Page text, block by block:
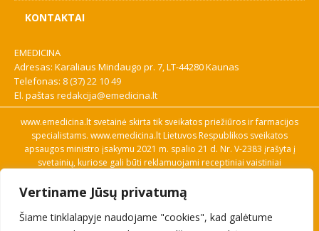
Vertiname Jūsų privatumą
Šiame tinklalapyje naudojame "cookies", kad galėtume
KONTAKTAI
EMEDICINA
Adresas: Karaliaus Mindaugo pr. 7, LT-44280 Kaunas
Telefonas: 8 (37) 22 10 49
El. paštas redakcija@emedicina.lt
www.emedicina.lt svetainė skirta tik sveikatos priežiūros ir farmacijos
specialistams. www.emedicina.lt Lietuvos Respublikos sveikatos
apsaugos ministro įsakymu 2021 m. spalio 21 d. Nr. V-2383 įrašyta į
svetainių, kuriose gali būti reklamuojami receptiniai vaistiniai
savo profesinę kvalifikaciją. Naudingos nuorodos: Vaistų ir medicinos
pagalbos priemonių kainų paieška, VVKT tinklalapis, Sveikatos
priežiūros ar farmacijos specialisto pranešimo apie įtariamą